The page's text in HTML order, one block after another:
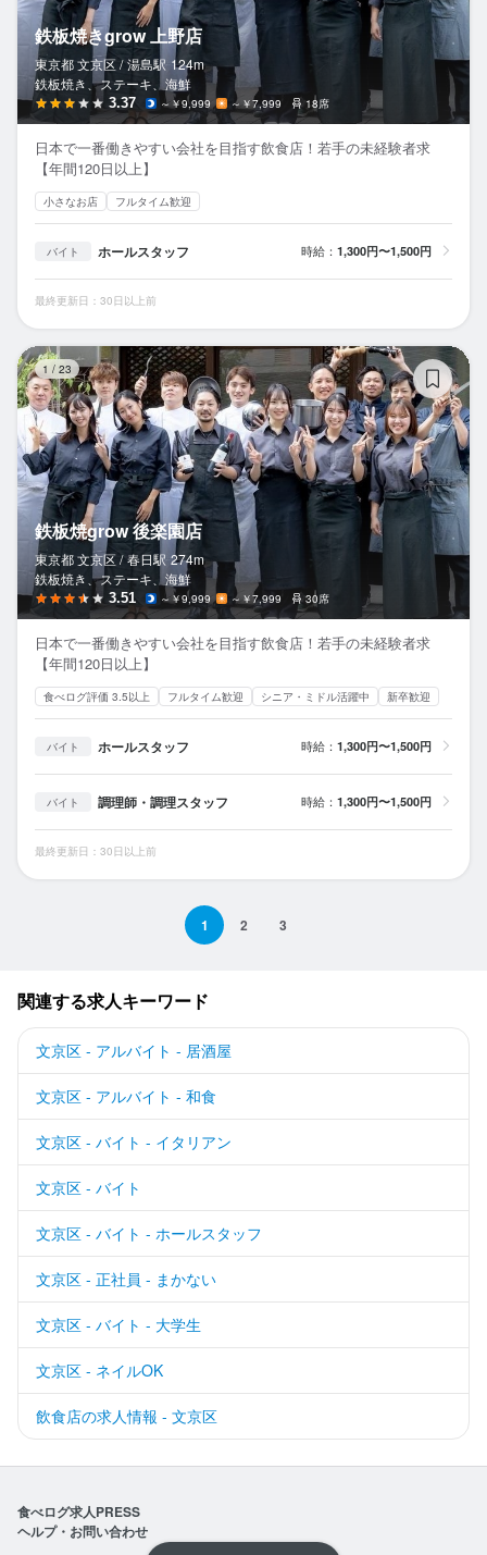
鉄板焼きgrow 上野店
東京都 文京区 / 湯島駅 124m
鉄板焼き、ステーキ、海鮮
3.37 ～￥9,999 ～￥7,999 18席
日本で一番働きやすい会社を目指す飲食店！若手の未経験者求
【年間120日以上】
小さなお店 フルタイム歓迎
バイト ホールスタッフ 時給： 1,300円〜1,500円
最終更新日：30日以上前
1 / 23
鉄板焼grow 後楽園店
東京都 文京区 / 春日駅 274m
鉄板焼き、ステーキ、海鮮
3.51 ～￥9,999 ～￥7,999 30席
日本で一番働きやすい会社を目指す飲食店！若手の未経験者求
【年間120日以上】
食べログ評価 3.5以上 フルタイム歓迎 シニア・ミドル活躍中 新卒歓迎
バイト ホールスタッフ 時給： 1,300円〜1,500円
バイト 調理師・調理スタッフ 時給： 1,300円〜1,500円
最終更新日：30日以上前
1 2 3
関連する求人キーワード
文京区 - アルバイト - 居酒屋
文京区 - アルバイト - 和食
文京区 - バイト - イタリアン
文京区 - バイト
文京区 - バイト - ホールスタッフ
文京区 - 正社員 - まかない
文京区 - バイト - 大学生
文京区 - ネイルOK
飲食店の求人情報 - 文京区
食べログ求人PRESS
ヘルプ・お問い合わせ